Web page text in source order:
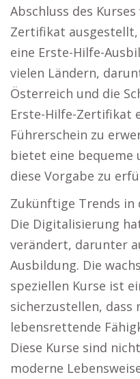
Abschluss des
Zertifikat
eine Erste-Hilfe-
vielen Ländern,
Österreich und die
Erste-Hilfe-Zertifikat
Führerschein zu
bietet eine bequeme
diese Vorgabe zu
Zukünftige Trends in
Die Digitalisierung
verändert, darunter
Ausbildung. Die
speziellen Kurse ist
sicherzustellen, dass
lebensrettende
Diese Kurse sind
moderne